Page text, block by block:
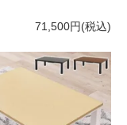
71,500円(税込)